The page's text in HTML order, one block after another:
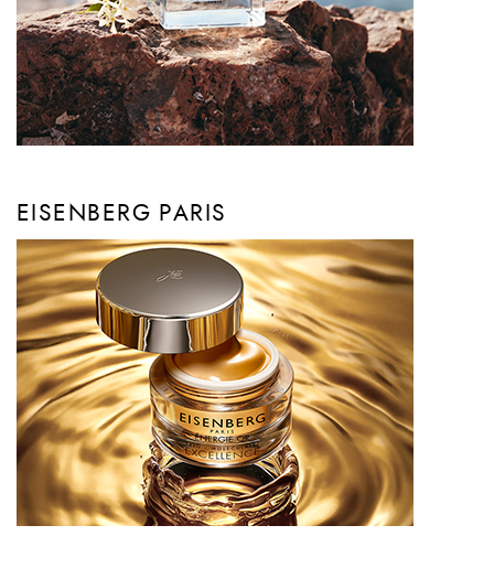
EISENBERG PARIS